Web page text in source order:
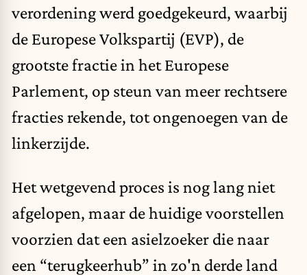
verordeningwerd goedgekeurd, waarbij
de Europese Volkspartij (EVP), de
grootste fractie in het Europese
Parlement, op steun van meer rechtsere
fracties rekende, totongenoegen van de
linkerzijde.
Het wetgevend proces is nog lang niet
afgelopen, maar de huidige voorstellen
voorzien dat een asielzoeker die naar
een “terugkeerhub” in zo'n derde land